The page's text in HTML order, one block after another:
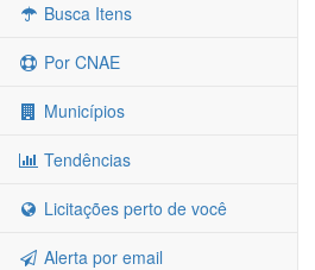
Busca Itens
Por CNAE
Municípios
Tendências
Licitações perto de você
Alerta por email